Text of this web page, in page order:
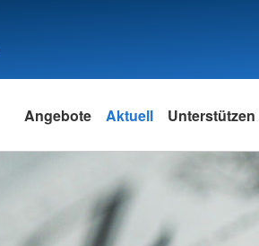
Angebote Aktuell Unterstützen